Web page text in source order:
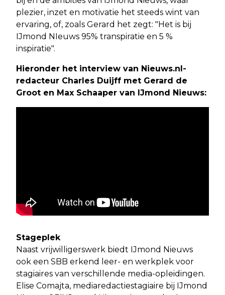
plezier, inzet en motivatie het steeds wint van
ervaring, of, zoals Gerard het zegt: "Het is bij
IJmond NIeuws 95% transpiratie en 5 %
inspiratie".
Hieronder het interview van Nieuws.nl-
redacteur Charles Duijff met Gerard de
Groot en Max Schaaper van IJmond Nieuws:
Stageplek
Naast vrijwilligerswerk biedt IJmond Nieuws
ook een SBB erkend leer- en werkplek voor
stagiaires van verschillende media-opleidingen.
Elise Comajta, mediaredactiestagiaire bij IJmond